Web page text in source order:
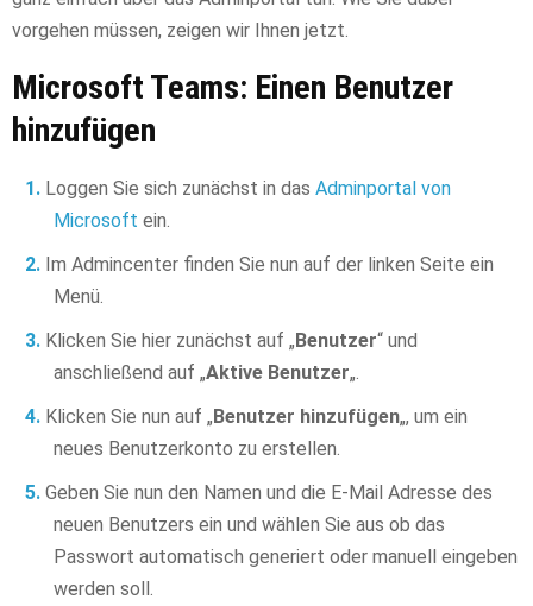
vorgehen müssen, zeigen wir Ihnen jetzt.
Microsoft Teams: Einen Benutzer
hinzufügen
Loggen Sie sich zunächst in das Adminportal von
Microsoft ein.
Im Admincenter finden Sie nun auf der linken Seite ein
Menü.
Klicken Sie hier zunächst auf „Benutzer“ und
anschließend auf „Aktive Benutzer„.
Klicken Sie nun auf „Benutzer hinzufügen„, um ein
neues Benutzerkonto zu erstellen.
Geben Sie nun den Namen und die E-Mail Adresse des
neuen Benutzers ein und wählen Sie aus ob das
Passwort automatisch generiert oder manuell eingeben
werden soll.